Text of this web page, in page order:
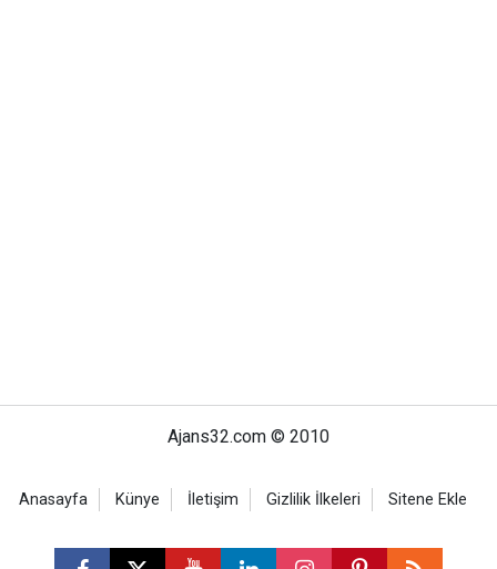
Ajans32.com © 2010
Anasayfa Künye İletişim Gizlilik İlkeleri Sitene Ekle